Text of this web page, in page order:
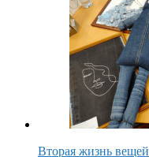
Вторая жизнь вещей